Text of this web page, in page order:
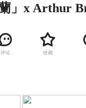
评论 收藏